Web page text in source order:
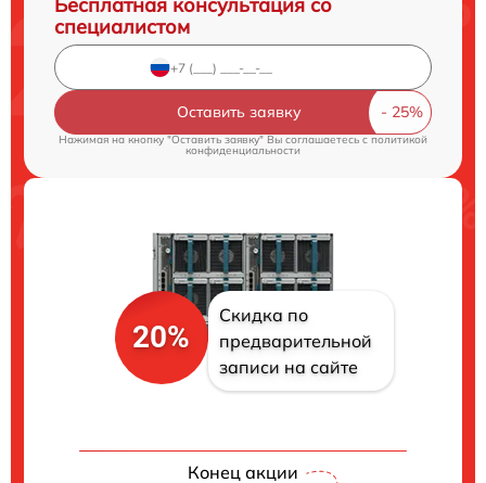
специалистом
Оставить заявку
Нажимая на кнопку "Оставить заявку" Вы соглашаетесь cполитикой
конфиденциальности
20%
Скидка по
предварительной
записи на сайте
Конец акции